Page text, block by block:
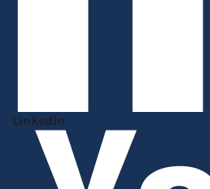
Linkedin